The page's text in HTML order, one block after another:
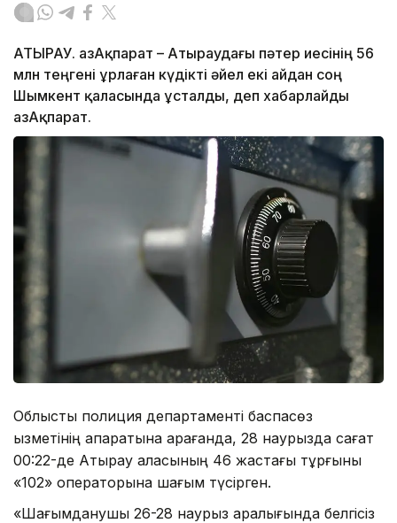
АТЫРАУ. ҚазАқпарат – Атыраудағы пәтер иесінің 56
млн теңгені ұрлаған күдікті әйел екі айдан соң
Шымкент қаласында ұсталды, деп хабарлайды
ҚазАқпарат.
Облыстық полиция департаменті баспасөз
қызметінің ақпаратына қарағанда, 28 наурызда сағат
00:22-де Атырау қаласының 46 жастағы тұрғыны
«102» операторына шағым түсірген.
«Шағымданушы 26-28 наурыз аралығында белгісіз